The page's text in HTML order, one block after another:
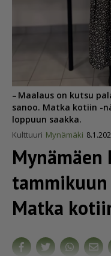
– Maalaus on kutsu
sanoo. Matka kotiin -
loppuun saakka.
Kulttuuri Mynämäki
Matka